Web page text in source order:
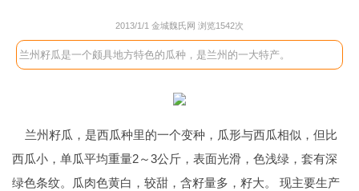
2013/1/1 金城魏氏网 浏览1542次
兰州籽瓜是一个颇具地方特色的瓜种，是兰州的一大特产。
兰州籽瓜，是西瓜种里的一个变种，瓜形与西瓜相似，但比
西瓜小，单瓜平均重量2～3公斤，表面光滑，色浅绿，套有深
绿色条纹。瓜肉色黄白，较甜，含籽量多，籽大。 现主要生产